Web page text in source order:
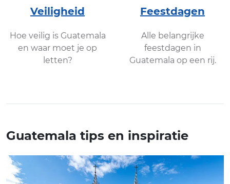
Veiligheid
Hoe veilig is Guatemala
en waar moet je op
letten?
Feestdagen
Alle belangrijke
feestdagen in
Guatemala op een rij.
Guatemala tips en inspiratie